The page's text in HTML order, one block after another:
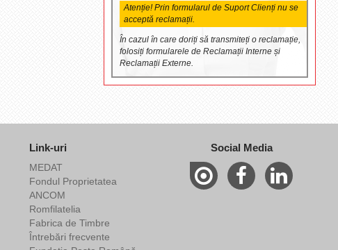
Atenție! Prin formularul de Suport Clienți nu se
acceptă reclamații.
În cazul în care doriți să transmiteți o reclamație,
folosiți formularele de Reclamații Interne și
Reclamații Externe.
Link-uri
MEDAT
Fondul Proprietatea
ANCOM
Romfilatelia
Fabrica de Timbre
Întrebări frecvente
Social Media